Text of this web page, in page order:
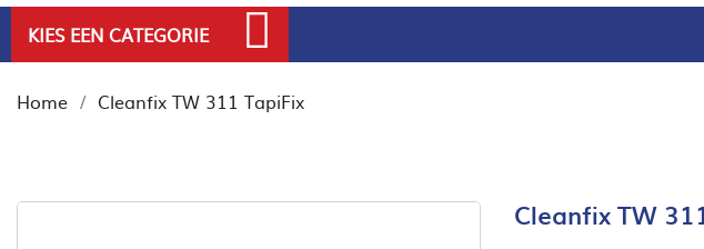
KIES EEN CATEGORIE
Home Cleanfix TW 311 TapiFix
Cleanfix TW